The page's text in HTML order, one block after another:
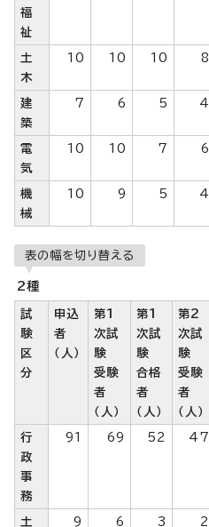
福
祉
土
木
10 10 10 8
建
築
7 6 5 4
電
気
10 10 7 6
機
械
10 9 5 4
表の幅を切り替える
2種
試
験
区
分
申込
者
（人）
第1
次試
験
受験
者
（人）
第1
次試
験
合格
者
（人）
第2
次試
験
受験
者
（人）
行
政
事
務
91 69 52 47
土 9 6 3 2